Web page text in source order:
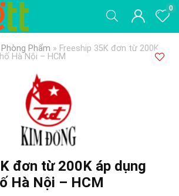
0
Phẩm » Freeship 35K đơn từ 200K
Hà Nội – HCM
đơn từ 200K áp dụng
Hà Nội – HCM